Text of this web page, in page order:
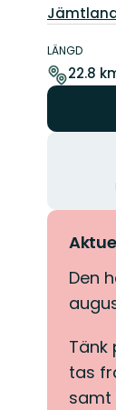
Län:
om
leden
LÄNGD
22.8
Den
Tänk
tas
samt